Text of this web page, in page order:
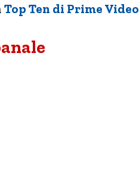
Top Ten di Prime Video